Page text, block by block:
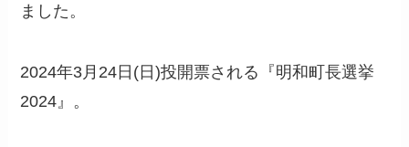
ました。
2024年3月24日(日)投開票される『明和町長選挙
2024』。